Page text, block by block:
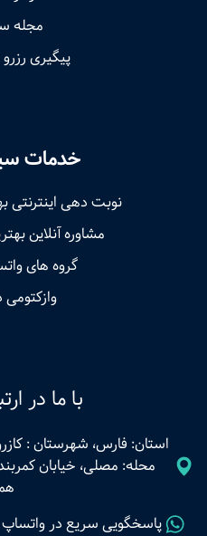
مجله
پیگیری
خدمات
نوبت‌ دهی اینترنتی
مشاوره آنلاین
گروه های
وازکتومی
با ما در
استان: فارس، شهرستان :
پاسخگویی سریع در واتساپ